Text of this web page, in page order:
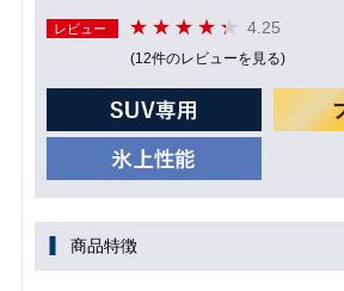
レビュー 4.25
(12件のレビューを見る)
商品特徴